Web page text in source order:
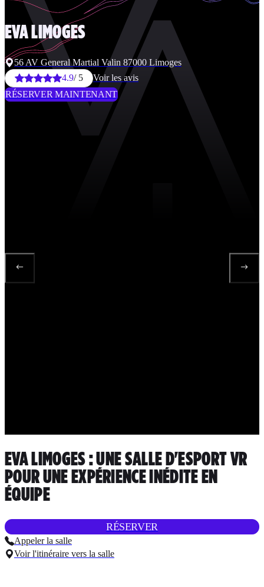
EVALIMOGES
56 AV General Martial Valin 87000 Limoges
4.9/ 5
Voir les avis
RÉSERVER MAINTENANT
EVA LIMOGES : UNE SALLE D'ESPORT VR
POUR UNE EXPÉRIENCE INÉDITE EN
ÉQUIPE
RÉSERVER
Appeler la salle
Voir l'itinéraire vers la salle